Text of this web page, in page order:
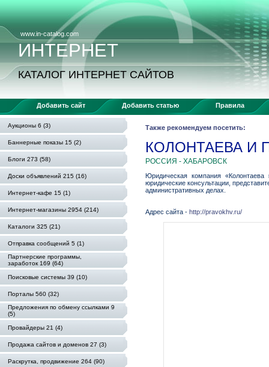
www.in-catalog.com
ИНТЕРНЕТ
КАТАЛОГ ИНТЕРНЕТ САЙТОВ
Добавить сайт Добавить статью Правила
Аукционы 6 (3)
Баннерные показы 15 (2)
Блоги 273 (58)
Доски объявлений 215 (16)
Интернет-кафе 15 (1)
Интернет-магазины 2954 (214)
Каталоги 325 (21)
Отправка сообщений 5 (1)
Партнерские программы,
заработок 169 (64)
Поисковые системы 39 (10)
Порталы 560 (32)
Предложения по обмену ссылками 9
(5)
Провайдеры 21 (4)
Продажа сайтов и доменов 27 (3)
Раскрутка, продвижение 264 (90)
Также рекомендуем посетить:
КОЛОНТАЕВА И
РОССИЯ - ХАБАРОВСК
Юридическая компания
юридические консультации,
административных делах.
Адрес сайта - http://pravokhv.ru/